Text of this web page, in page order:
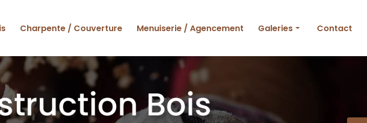
Charpente / Couverture Menuiserie / Agencement Galeries Contact